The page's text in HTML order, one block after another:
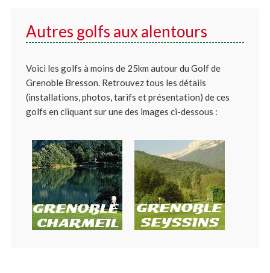
Autres golfs aux alentours
Voici les golfs à moins de 25km autour du Golf de
Grenoble Bresson. Retrouvez tous les détails
(installations, photos, tarifs et présentation) de ces
golfs en cliquant sur une des images ci-dessous :